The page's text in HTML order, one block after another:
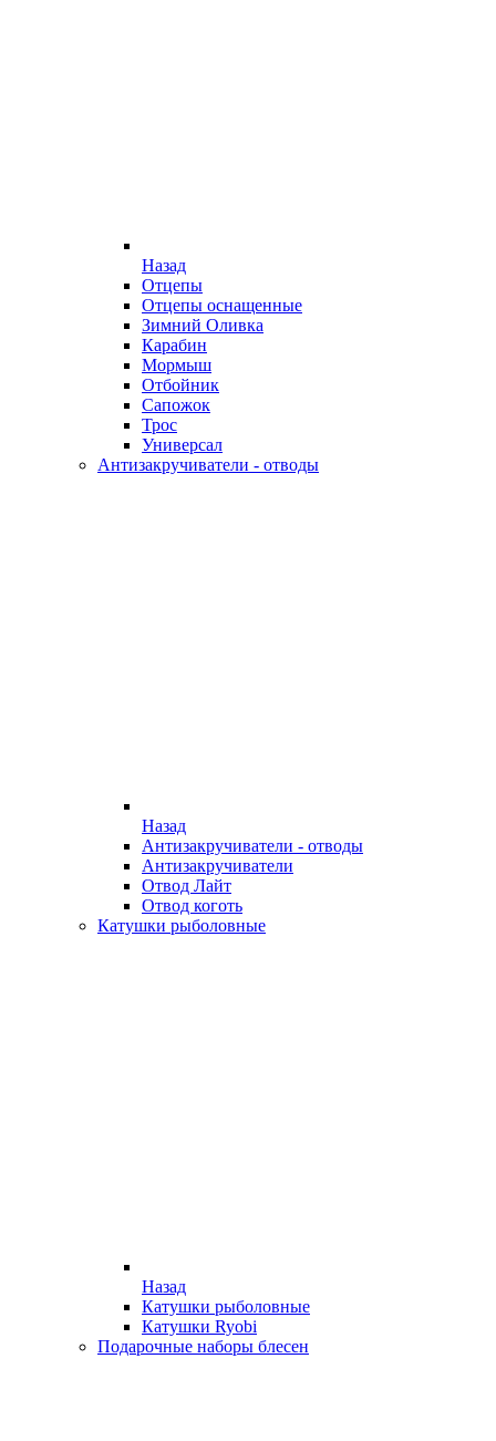
Назад
Отцепы
Отцепы оснащенные
Зимний Оливка
Карабин
Мормыш
Отбойник
Сапожок
Трос
Универсал
Антизакручиватели - отводы
Назад
Антизакручиватели - отводы
Антизакручиватели
Отвод Лайт
Отвод коготь
Катушки рыболовные
Назад
Катушки рыболовные
Катушки Ryobi
Подарочные наборы блесен